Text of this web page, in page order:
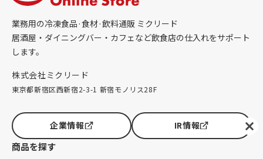
業務用の冷凍食品·食材·飲料通販 ミクリード
居酒屋・ダイニングバー・カフェなど飲食店の仕入れをサポート
します。
株式会社ミクリード
東京都新宿区西新宿2-3-1 新宿モノリス28F
企業情報 IR情報
商品を探す